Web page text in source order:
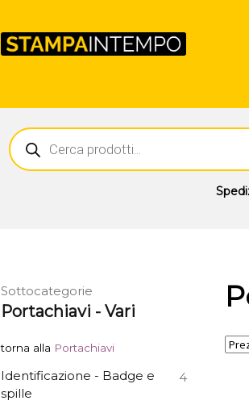
Ricerca
prodotti
Sottocategorie
Portachiavi - Vari
torna alla Portachiavi
Identificazione - Badge e
spille
4